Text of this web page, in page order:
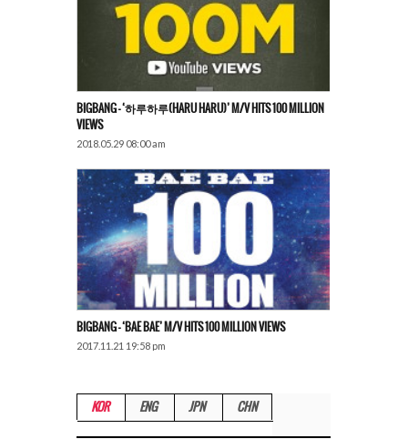
BIGBANG – ‘하루하루(HARU HARU)’ M/V HITS 100 MILLION
VIEWS
2018.05.29 08:00 am
BIGBANG – ‘BAE BAE’ M/V HITS 100 MILLION VIEWS
2017.11.21 19:58 pm
KOR ENG JPN CHN